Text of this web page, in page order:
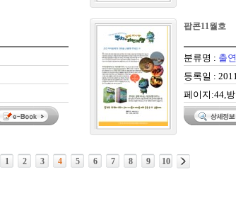
팝콘11월호
분류명 : 출
등록일 :
페이지:44,
1 2 3 4 5 6 7 8 9 10